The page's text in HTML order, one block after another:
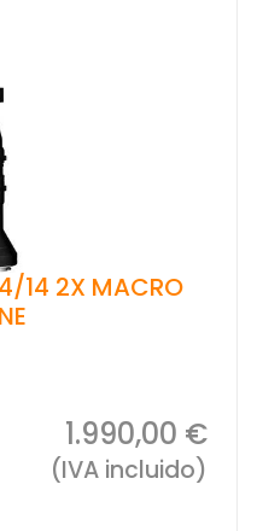
14 2X MACRO
1.990,00 €
(IVA incluido)